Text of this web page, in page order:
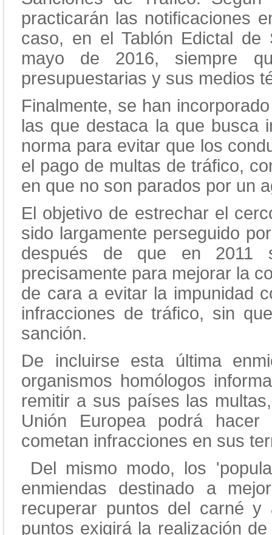
practicarán las notificaciones
caso, en el Tablón Edictal
mayo de 2016, siempre
presupuestarias y sus medios
Finalmente, se han
las que destaca la que busca
norma para evitar que los
el pago de multas de tráfico,
en que no son parados por un
El objetivo de estrechar el
sido largamente perseguido
después de que en 2011
precisamente para mejorar la
de cara a evitar la impunidad
infracciones de tráfico, sin
sanción.
De incluirse esta última
organismos homólogos
remitir a sus países las
Unión Europea podrá
cometan infracciones en sus
Del mismo modo, los
enmiendas destinado a
recuperar puntos del carné
puntos exigirá la realización